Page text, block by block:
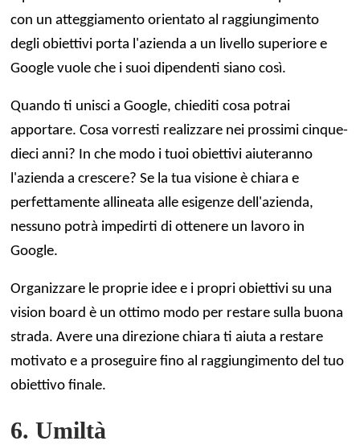
con un atteggiamento orientato al raggiungimento
degli obiettivi porta l'azienda a un livello superiore e
Google vuole che i suoi dipendenti siano così.
Quando ti unisci a Google, chiediti cosa potrai
apportare. Cosa vorresti realizzare nei prossimi cinque-
dieci anni? In che modo i tuoi obiettivi aiuteranno
l'azienda a crescere? Se la tua visione è chiara e
perfettamente allineata alle esigenze dell'azienda,
nessuno potrà impedirti di ottenere un lavoro in
Google.
Organizzare le proprie idee e i propri obiettivi su una
vision board è un ottimo modo per restare sulla buona
strada. Avere una direzione chiara ti aiuta a restare
motivato e a proseguire fino al raggiungimento del tuo
obiettivo finale.
6. Umiltà